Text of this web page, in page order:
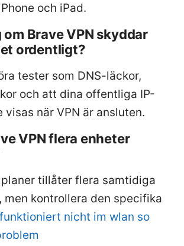
och iPad.
Brave VPN skyddar
ordentligt?
tester som DNS-läckor,
och att dina offentliga IP-
visas när VPN är ansluten.
VPN flera enheter
tillåter flera samtidiga
men kontrollera den specifika
nicht im wlan so